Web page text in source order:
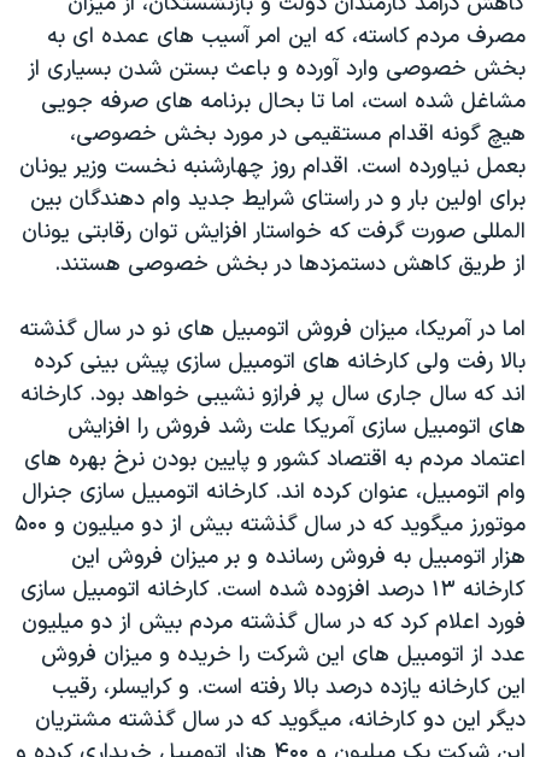
مصرف مردم کاسته، که اين امر آسيب های عمده ای به
بخش خصوصی وارد آورده و باعث بستن شدن بسياری از
مشاغل شده است، اما تا بحال برنامه های صرفه جويی
هيچ گونه اقدام مستقيمی در مورد بخش خصوصی،
بعمل نياورده است. اقدام روز چهارشنبه نخست وزير يونان
برای اولين بار و در راستای شرايط جديد وام دهندگان بين
المللی صورت گرفت که خواستار افزايش توان رقابتی يونان
از طريق کاهش دستمزدها در بخش خصوصی هستند.
اما در آمريکا، ميزان فروش اتومبيل های نو در سال گذشته
بالا رفت ولی کارخانه های اتومبيل سازی پيش بينی کرده
اند که سال جاری سال پر فرازو نشيبی خواهد بود. کارخانه
های اتومبيل سازی آمريکا علت رشد فروش را افزايش
اعتماد مردم به اقتصاد کشور و پايين بودن نرخ بهره های
وام اتومبيل، عنوان کرده اند. کارخانه اتومبيل سازی جنرال
موتورز ميگويد که در سال گذشته بيش از دو ميليون و ۵۰۰
هزار اتومبيل به فروش رسانده و بر ميزان فروش اين
کارخانه ۱۳ درصد افزوده شده است. کارخانه اتومبيل سازی
فورد اعلام کرد که در سال گذشته مردم بيش از دو ميليون
عدد از اتومبيل های اين شرکت را خريده و ميزان فروش
اين کارخانه يازده درصد بالا رفته است. و کرايسلر، رقيب
ديگر اين دو کارخانه، ميگويد که در سال گذشته مشتريان